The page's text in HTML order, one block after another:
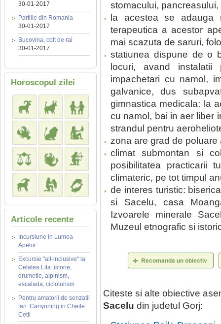
30-01-2017
Partiile din Romania
30-01-2017
Bucovina, colt de rai
30-01-2017
Horoscopul zilei
Articole recente
Incursiune in Lumea
Apelor
Excursie "all-inclusive" la
Cetatea Lita: istorie,
drumetie, alpinism,
escalada, cicloturism
Pentru amatorii de senzatii
tari: Canyoning in Cheile
Cetii
stomacului,
la acestea se adauga
terapeutica a acestor
mai scazuta de saruri,
statiunea dispune de o
locuri, avand
impachetari cu namol,
galvanice, dus
gimnastica medicala; la
cu namol, bai in aer liber
strandul pentru
zona are grad de
climat submontan si
posibilitatea practicarii
climateric, pe tot timpul
de interes turistic:
si Sacelu, casa
Izvoarele minerale
Muzeul etnografic si
Citeste si alte obiective
Sacelu din judetul Gorj: